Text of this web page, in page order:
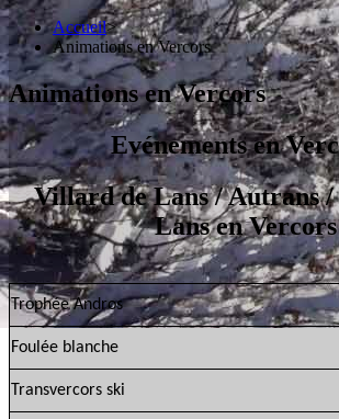
Accueil>
Animations en Vercors
Animations en Vercors
Evénements en
Villard de Lans / Autrans
Lans en Vercors
Trophée Andros
Foulée blanche
Transvercors ski